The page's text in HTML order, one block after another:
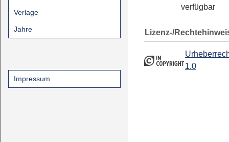
Verlage
Jahre
Impressum
verfügbar
Lizenz-/
1.0